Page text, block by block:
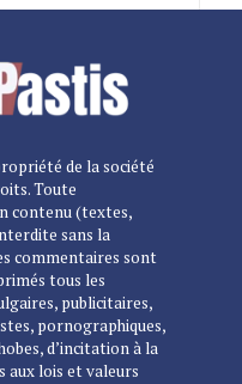
de la société
Toute
contenu (textes,
sans la
commentaires sont
tous les
publicitaires,
pornographiques,
d’incitation à la
aux lois et valeurs